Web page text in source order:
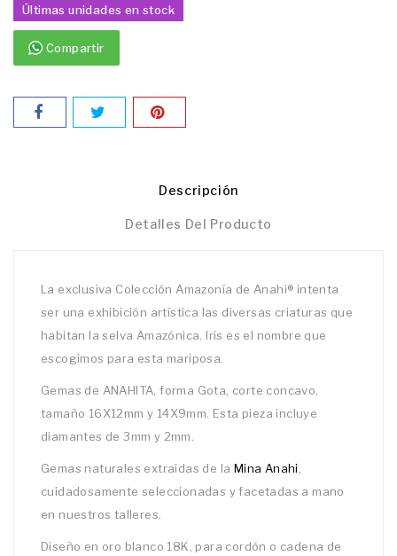
Últimas unidades en stock
Compartir
Descripción
Detalles Del Producto
La exclusiva Colección Amazonía de Anahi® intenta
ser una exhibición artística las diversas criaturas que
habitan la selva Amazónica. Iris es el nombre que
escogimos para esta mariposa.
Gemas de ANAHITA, forma Gota, corte concavo,
tamaño 16X12mm y 14X9mm. Esta pieza incluye
diamantes de 3mm y 2mm.
Gemas naturales extraidas de la Mina Anahi
cuidadosamente seleccionadas y facetadas a mano
en nuestros talleres.
Diseño en oro blanco 18K, para cordón o cadena de